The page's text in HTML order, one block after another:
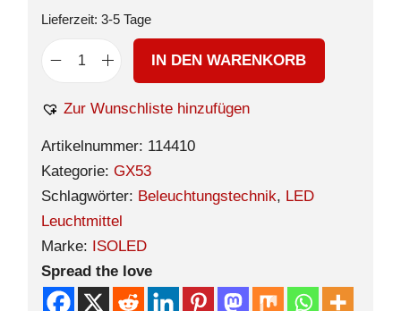
Lieferzeit: 3-5 Tage
IN DEN WARENKORB
Zur Wunschliste hinzufügen
Artikelnummer: 114410
Kategorie: GX53
Schlagwörter: Beleuchtungstechnik, LED
Leuchtmittel
Marke: ISOLED
Spread the love